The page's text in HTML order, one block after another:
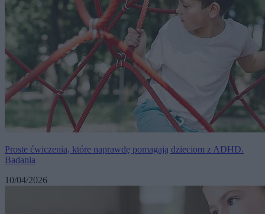
Proste ćwiczenia, które naprawdę pomagają dzieciom z ADHD.
Badania
10/04/2026